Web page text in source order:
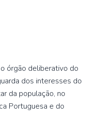
órgão deliberativo do
dos interesses do
da população, no
Portuguesa e do